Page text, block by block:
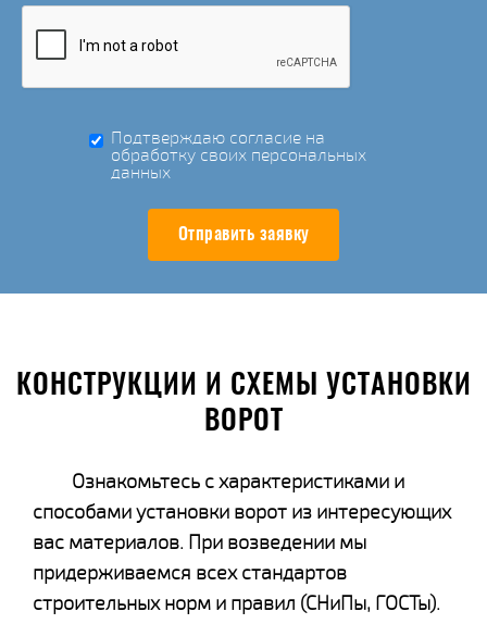
Подтверждаю согласие на
обработку своих персональных
данных
Отправить заявку
КОНСТРУКЦИИ И СХЕМЫ УСТАНОВКИ
ВОРОТ
Ознакомьтесь с характеристиками и
способами установки ворот из интересующих
вас материалов. При возведении мы
придерживаемся всех стандартов
строительных норм и правил (СНиПы, ГОСТы).